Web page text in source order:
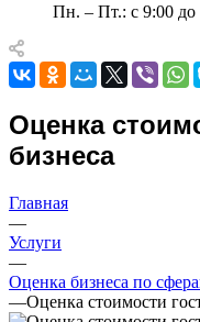
Пн. – Пт.: с 9:00 до
Оценка
бизнеса
Главная
—
Услуги
—
Оценка бизнеса по
—Оценка стоимости
Абдулино
Азов
Аксай
Альметьевск
Анапа
Анжеро-Судженск
Апатиты
Апрелевка
Арамиль
Арзамас